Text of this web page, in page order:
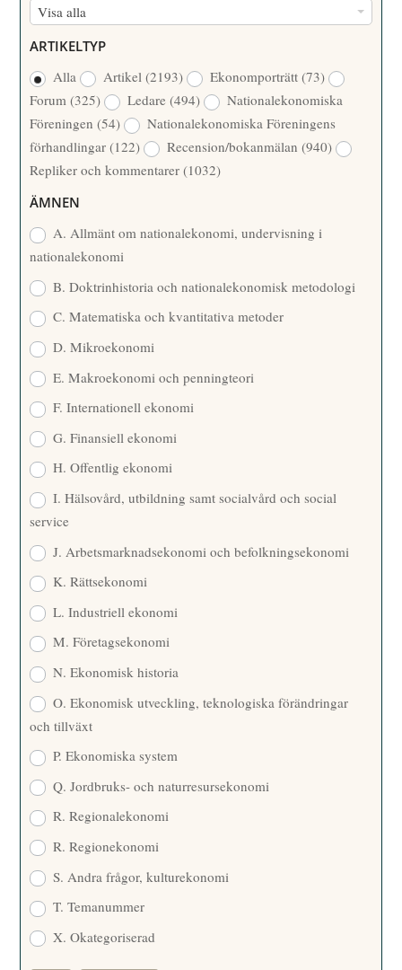
M
/
Å
R
Visa alla
R
F
A
T
T
A
R
ARTIKELTYP
Alla
Artikel(2193) Ekonomporträtt(73)
Forum(325) Ledare(494)
Nationalekonomiska
Föreningen(54)
Nationalekonomiska Föreningens
förhandlingar(122) Recension/bokanmälan(940)
Repliker och kommentarer(1032)
ÄMNEN
A. Allmänt om nationalekonomi, undervisning i
nationalekonomi
B. Doktrinhistoria och nationalekonomisk metodologi
C. Matematiska och kvantitativa metoder
D. Mikroekonomi
E. Makroekonomi och penningteori
F. Internationell ekonomi
G. Finansiell ekonomi
H. Offentlig ekonomi
I. Hälsovård, utbildning samt socialvård och social
service
J. Arbetsmarknadsekonomi och befolkningsekonomi
K. Rättsekonomi
L. Industriell ekonomi
M. Företagsekonomi
N. Ekonomisk historia
O. Ekonomisk utveckling, teknologiska förändringar
och tillväxt
P. Ekonomiska system
Q. Jordbruks- och naturresursekonomi
R. Regionalekonomi
R. Regionekonomi
S. Andra frågor, kulturekonomi
T. Temanummer
X. Okategoriserad